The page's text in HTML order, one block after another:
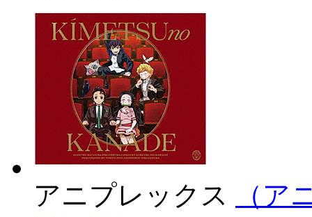
アニプレックス
（ア